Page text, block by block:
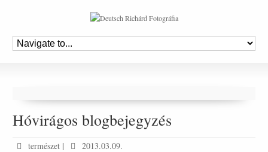
Hóvirágos blogbejegyzés
természet |
2013.03.09.